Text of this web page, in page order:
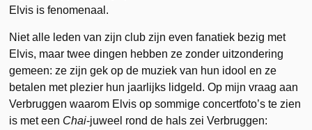
Elvis is fenomenaal.
Niet alle leden van zijn club zijn even fanatiek bezig met
Elvis, maar twee dingen hebben ze zonder uitzondering
gemeen: ze zijn gek op de muziek van hun idool en ze
betalen met plezier hun jaarlijks lidgeld. Op mijn vraag aan
Verbruggen waarom Elvis op sommige concertfoto’s te zien
is met een Chai-juweel rond de hals zei Verbruggen: